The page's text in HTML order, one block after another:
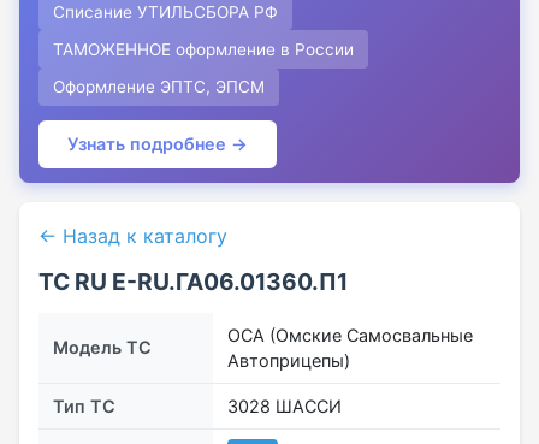
Списание УТИЛЬСБОРА РФ
ТАМОЖЕННОЕ оформление в России
Оформление ЭПТС, ЭПСМ
Узнать подробнее →
← Назад к каталогу
ТС RU Е-RU.ГА06.01360.П1
Модель ТС
ОСА (Омские Самосвальные
Автоприцепы)
Тип ТС 3028 ШАССИ